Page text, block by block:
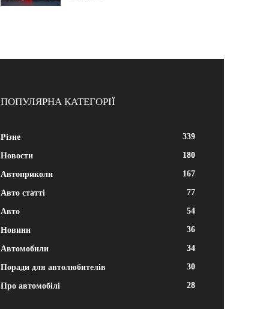
ПОПУЛЯРНА КАТЕГОРІЇ
Різне 339
Новости 180
Автоприколи 167
Авто статті 77
Авто 54
Новини 36
Автомобили 34
Поради для автолюбителів 30
Про автомобілі 28